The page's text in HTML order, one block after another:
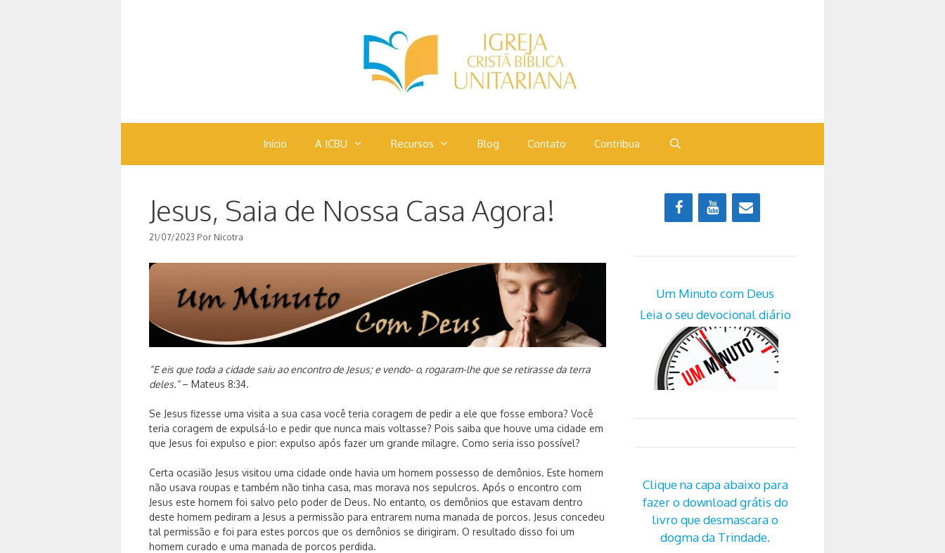
Início A ICBU Recursos Blog Contato Contribua
Jesus, Saia de Nossa Casa Agora!
21/07/2023 Por Nicotra
“E eis que toda a cidade saiu ao encontro de Jesus; e vendo- o, rogaram-lhe que se retirasse da terra
deles.”– Mateus 8:34.
Se Jesus fizesse uma visita a sua casa você teria coragem de pedir a ele que fosse embora? Você
teria coragem de expulsá-lo e pedir que nunca mais voltasse? Pois saiba que houve uma cidade em
que Jesus foi expulso e pior: expulso após fazer um grande milagre. Como seria isso possível?
Certa ocasião Jesus visitou uma cidade onde havia um homem possesso de demônios. Este homem
não usava roupas e também não tinha casa, mas morava nos sepulcros. Após o encontro com
Jesus este homem foi salvo pelo poder de Deus. No entanto, os demônios que estavam dentro
deste homem pediram a Jesus a permissão para entrarem numa manada de porcos. Jesus concedeu
tal permissão e foi para estes porcos que os demônios se dirigiram. O resultado disso foi um
homem curado e uma manada de porcos perdida.
Um Minuto com Deus
Leia o seu devocional diário
Clique na capa abaixo para
fazer o download grátis do
livro que desmascara o
dogma da Trindade.